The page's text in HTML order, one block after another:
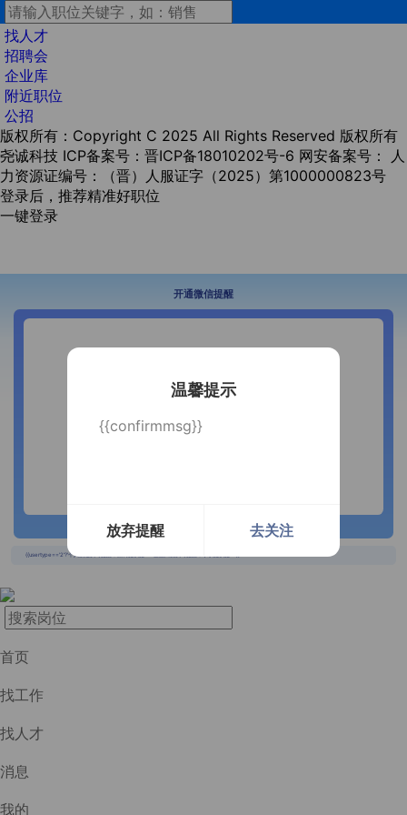
找人才
招聘会
企业库
附近职位
公招
版权所有：Copyright C 2025 All Rights Reserved 版权所有
尧诚科技 ICP备案号：晋ICP备18010202号-6 网安备案号：
人
力资源证编号：（晋）人服证字（2025）第1000000823号
登录后，推荐精准好职位
一键登录
开通微信提醒
{{usertype=='2'?'个人投递实时提醒，招聘更快捷！':'企业回复实时提醒，求职更快捷！'}}
温馨提示
{{confirmmsg}}
放弃提醒 去关注
首页
找工作
找人才
消息
我的